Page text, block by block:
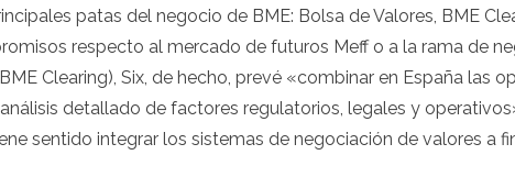
patas del negocio de BME: Bolsa de Valores, BME
respecto al mercado de futuros Meff o a la rama de
Clearing), Six, de hecho, prevé «combinar en España las
detallado de factores regulatorios, legales y
sentido integrar los sistemas de negociación de valores a